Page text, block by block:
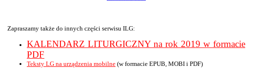
Zapraszamy także do innych części serwisu ILG:
KALENDARZ LITURGICZNY na rok 2019 w formacie
PDF
Teksty LG na urządzenia mobilne (w formacie EPUB, MOBI i PDF)